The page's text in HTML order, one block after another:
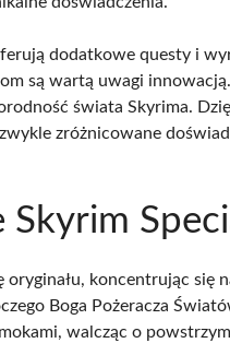
dodatkowe questy i
są wartą uwagi
świata Skyrima.
zróżnicowane
oryginału, koncentrując się
Boga Pożeracza
walcząc o